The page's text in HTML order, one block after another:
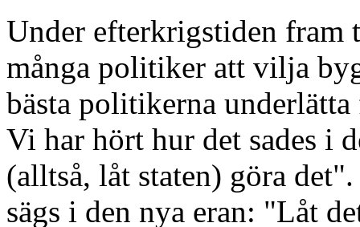
Under efterkrigstiden
många politiker att vilja
bästa politikerna
Vi har hört hur det sades i
(alltså, låt staten) göra det".
sägs i den nya eran: "Låt